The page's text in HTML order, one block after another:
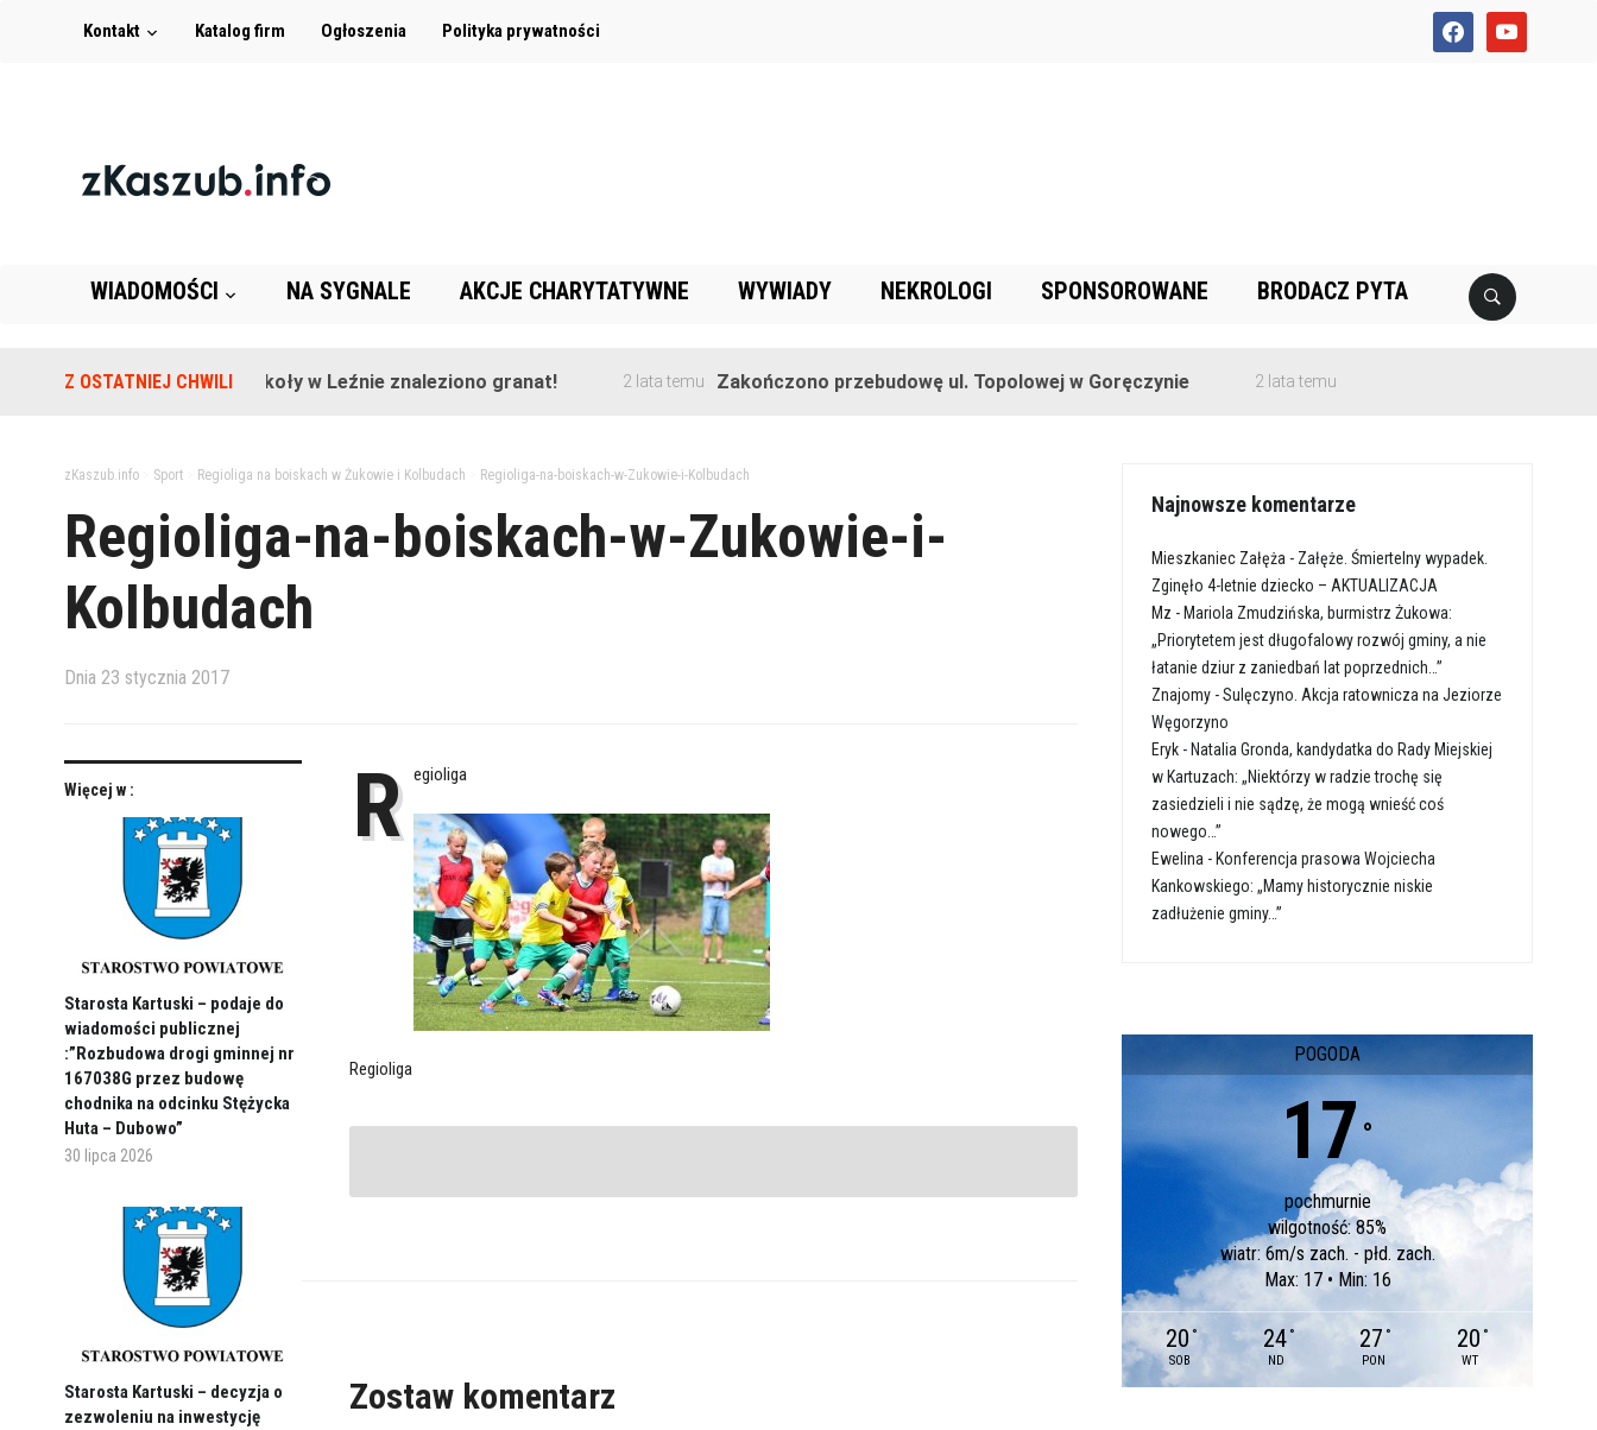
facebookyoutube
Kontakt Katalog firm Ogłoszenia Polityka prywatności
WIADOMOŚCI NA SYGNALE AKCJE CHARYTATYWNE WYWIADY NEKROLOGI SPONSOROWANE BRODACZ PYTA
Z OSTATNIEJ CHWILI
Na terenie szkoły w Leźnie znaleziono granat! 2 lata temu Zakończono przebudowę ul. Topolowej w Goręczynie 2 lata temu
zKaszub.info> Sport> Regioliga na boiskach w Żukowie i Kolbudach Regioliga-na-boiskach-w-Zukowie-i-Kolbudach
Regioliga-na-boiskach-w-Zukowie-i-
Kolbudach
Dnia 23 stycznia 2017
Więcej w :
Starosta Kartuski – podaje do
wiadomości publicznej
:”Rozbudowa drogi gminnej nr
167038G przez budowę
chodnika na odcinku Stężycka
Huta – Dubowo”
30 lipca 2026
Starosta Kartuski – decyzja o
zezwoleniu na inwestycję
R egioliga
Regioliga
Zostaw komentarz
Najnowsze komentarze
Mieszkaniec Załęża - Załęże. Śmiertelny wypadek.
Zginęło 4-letnie dziecko – AKTUALIZACJA
Mz - Mariola Zmudzińska, burmistrz Żukowa:
„Priorytetem jest długofalowy rozwój gminy, a nie
łatanie dziur z zaniedbań lat poprzednich…”
Znajomy -Sulęczyno. Akcja ratownicza na Jeziorze
Węgorzyno
Eryk - Natalia Gronda, kandydatka do Rady Miejskiej
w Kartuzach: „Niektórzy w radzie trochę się
zasiedzieli i nie sądzę, że mogą wnieść coś
nowego…”
Ewelina - Konferencja prasowa Wojciecha
Kankowskiego: „Mamy historycznie niskie
zadłużenie gminy…”
POGODA
17 °
pochmurnie
wilgotność: 85%
wiatr: 6m/s zach. - płd. zach.
Max: 17 • Min: 16
20 °
SOB
24 °
ND
27 °
PON
20 °
WT